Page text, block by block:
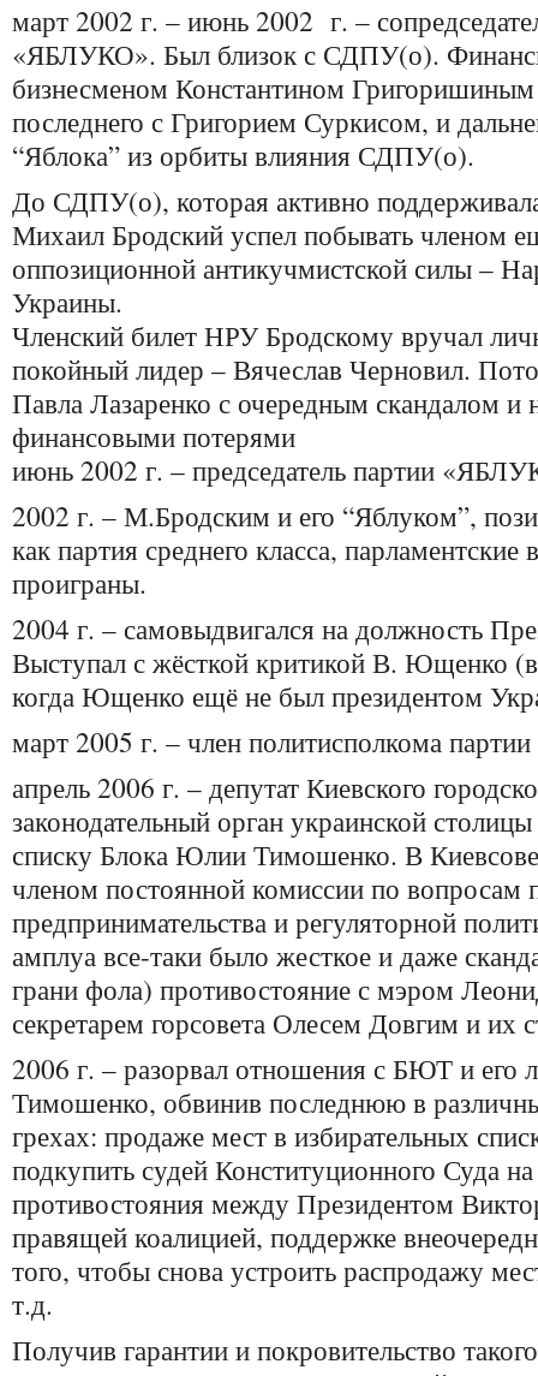
март 2002 г. – июнь 2002 г. –
«ЯБЛУКО». Был близок с СДПУ(о).
бизнесменом Константином Григоришиным
последнего с Григорием Суркисом, и
“Яблока” из орбиты влияния СДПУ(о).
До СДПУ(о), которая активно
Михаил Бродский успел побывать членом
оппозиционной антикучмистской силы –
Украины.
Членский билет НРУ Бродскому вручал
покойный лидер – Вячеслав Черновил.
Павла Лазаренко с очередным скандалом и
финансовыми потерями
июнь 2002 г. – председатель партии
2002 г. – М.Бродским и его “Яблуком”,
как партия среднего класса,
проиграны.
2004 г. – самовыдвигался на должность
Выступал с жёсткой критикой В. Ющенко
когда Ющенко ещё не был президентом
март 2005 г. – член политисполкома
апрель 2006 г. – депутат Киевского
законодательный орган украинской
списку Блока Юлии Тимошенко. В
членом постоянной комиссии по
предпринимательства и регуляторной
амплуа все-таки было жесткое и даже
грани фола) противостояние с мэром
секретарем горсовета Олесем Довгим и их
2006 г. – разорвал отношения с БЮТ и
Тимошенко, обвинив последнюю в
грехах: продаже мест в избирательных
подкупить судей Конституционного Суда
противостояния между Президентом
правящей коалицией, поддержке
того, чтобы снова устроить распродажу
т.д.
Получив гарантии и покровительство